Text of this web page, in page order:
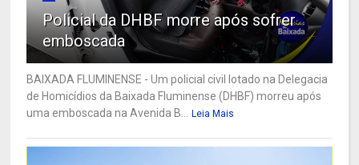
Policial da DHBF morre após sofrer
emboscada
BAIXADA FLUMINENSE - Um policial civil lotado na Delegacia
de Homicídios da Baixada Fluminense (DHBF) morreu após
uma emboscada na Avenida B... Leia Mais